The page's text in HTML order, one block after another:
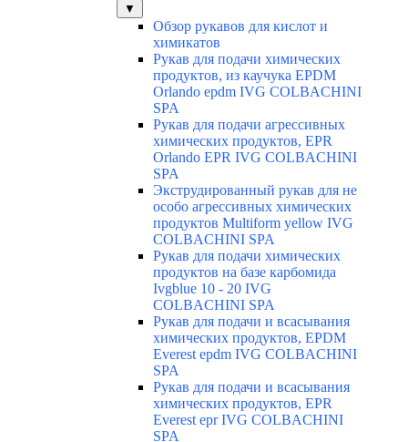
▼
Обзор рукавов для кислот и
химикатов
Рукав для подачи химических
продуктов, из каучука EPDM
Orlando epdm IVG COLBACHINI
SPA
Рукав для подачи агрессивных
химических продуктов, EPR
Orlando EPR IVG COLBACHINI
SPA
Экструдированный рукав для не
особо агрессивных химических
продуктов Multiform yellow IVG
COLBACHINI SPA
Рукав для подачи химических
продуктов на базе карбомида
Ivgblue 10 - 20 IVG
COLBACHINI SPA
Рукав для подачи и всасывания
химических продуктов, EPDM
Everest epdm IVG COLBACHINI
SPA
Рукав для подачи и всасывания
химических продуктов, EPR
Everest epr IVG COLBACHINI
SPA